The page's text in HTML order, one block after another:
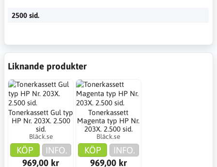
2500 sid.
Liknande produkter
Tonerkassett Gul typ
HP Nr. 203X. 2.500
sid.
Bläck.se
KÖP
INFO.
969,00 kr
Tonerkassett
Magenta typ HP Nr.
203X. 2.500 sid.
Bläck.se
KÖP
INFO.
969,00 kr